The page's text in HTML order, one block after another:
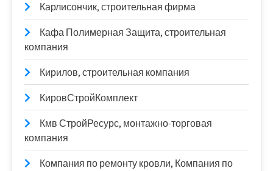
Карлисончик, строительная фирма
Кафа Полимерная Защита, строительная
компания
Кирилов, строительная компания
КировСтройКомплект
Кмв СтройРесурс, монтажно-торговая
компания
Компания по ремонту кровли, Компания по